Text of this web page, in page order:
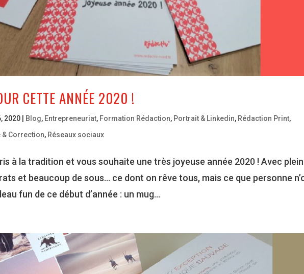
CETTE ANNÉE 2020 !
2020 Blog, Entrepreneuriat, Formation Rédaction, Portrait & Linkedin, Rédaction Print,
& Correction, Réseaux sociaux
à la tradition et vous souhaite une très joyeuse année 2020 ! Avec
et beaucoup de sous… ce dont on rêve tous, mais ce que personne
fun de ce début d’année : un mug...